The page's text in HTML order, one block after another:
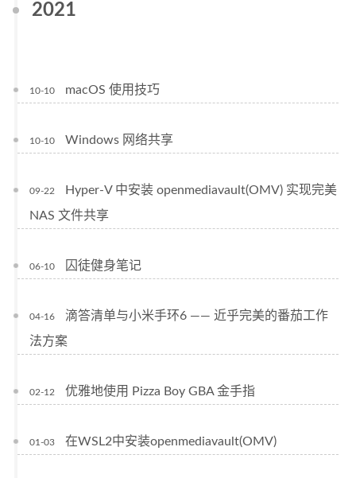
2021
10-10 macOS 使用技巧
10-10 Windows 网络共享
09-22
Hyper-V 中安装 openmediavault(OMV) 实现完美
NAS 文件共享
06-10 囚徒健身笔记
04-16
滴答清单与小米手环6 —— 近乎完美的番茄工作
法方案
02-12 优雅地使用 Pizza Boy GBA 金手指
01-03 在WSL2中安装openmediavault(OMV)